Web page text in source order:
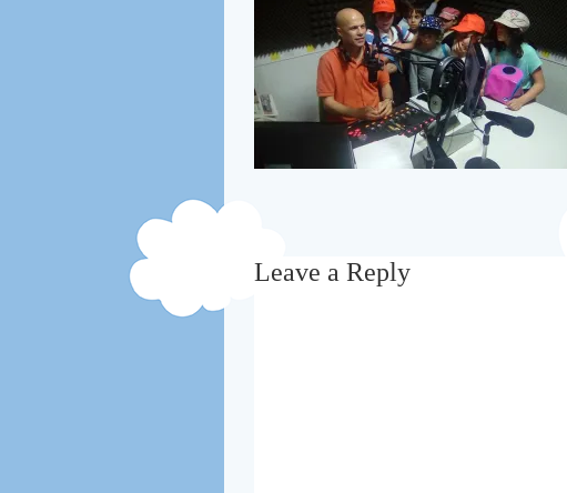
Leave a Reply